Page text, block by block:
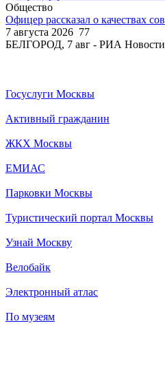
Общество
Офицер рассказал о качествах
7 августа 2026 77
БЕЛГОРОД, 7 авг - РИА
Госуслуги Москвы
Активный гражданин
ЖКХ Москвы
ЕМИАС
Парковки Москвы
Туристический портал Москвы
Узнай Москву
Велобайк
Электронный атлас
По музеям